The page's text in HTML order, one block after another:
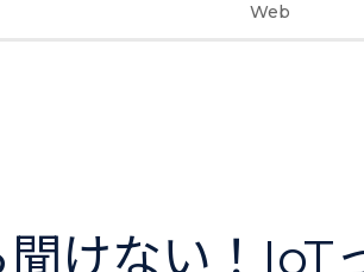
Web
けない！IoT